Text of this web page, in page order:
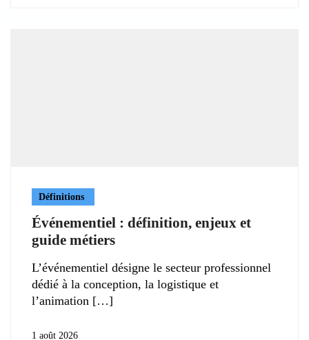
Définitions
Événementiel : définition, enjeux et
guide métiers
L’événementiel désigne le secteur professionnel
dédié à la conception, la logistique et
l’animation
1 août 2026